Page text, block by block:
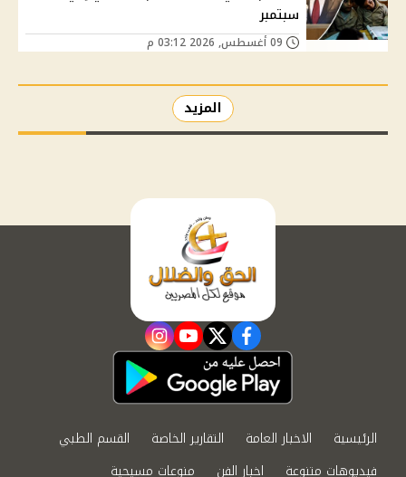
سبتمبر
المزيد
facebook
twitter
youtube
instagram
الرئيسية الاخبار العامة التقارير الخاصة
القسم الطبي
فيديوهات متنوعة
اخبار الفن منوعات مسيحية